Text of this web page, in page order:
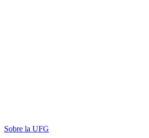
Sobre la UFG